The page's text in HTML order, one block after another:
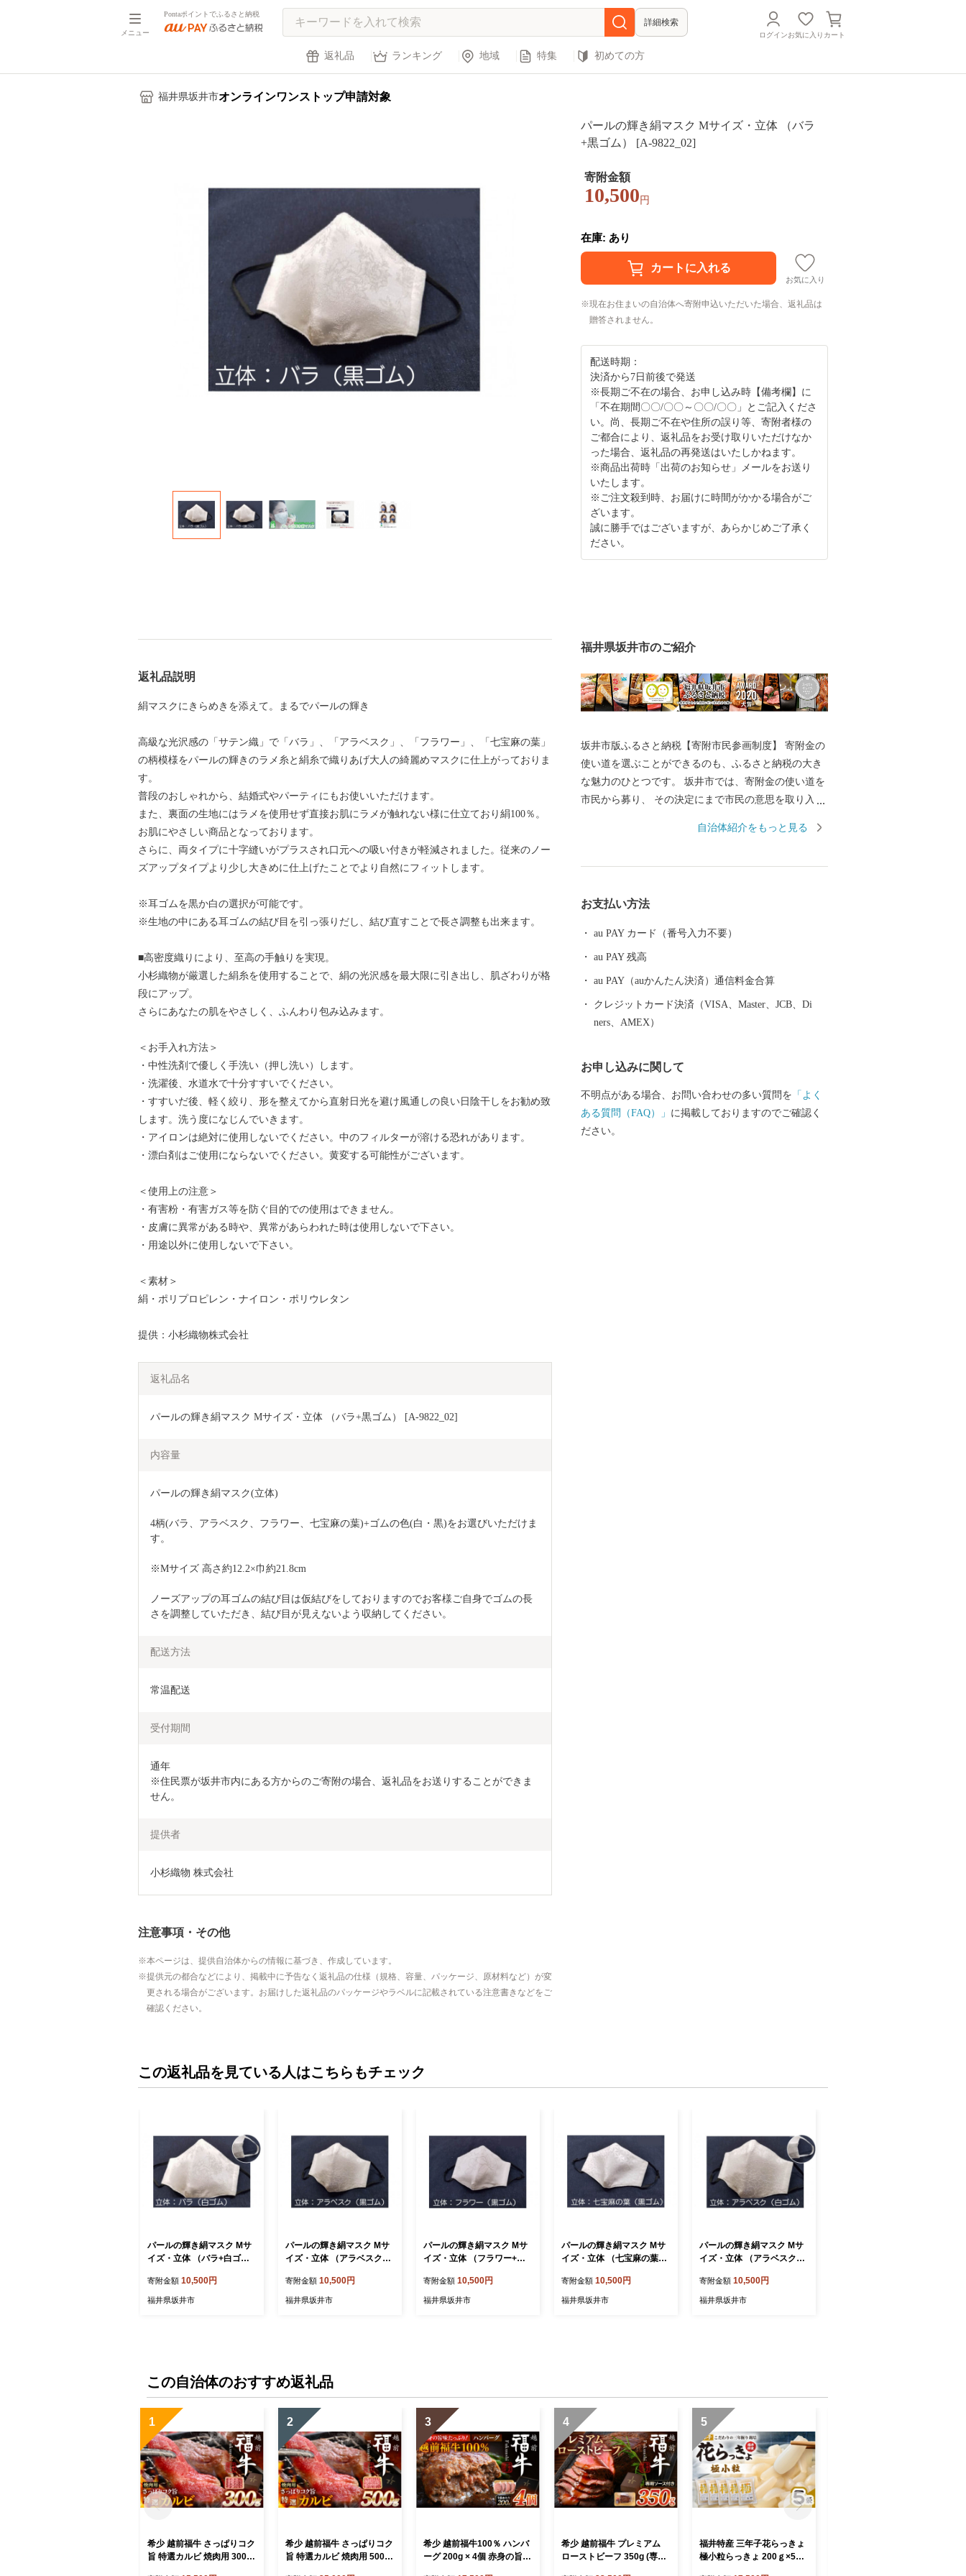
メニュー
Pontaポイントでふるさと納税
詳細検索
ログインお気に入り カート
返礼品 ランキング 地域 特集 初めての方
福井県坂井市オンラインワンストップ申請対象
パールの輝き絹マスク Mサイズ・立体 （バラ
+黒ゴム） [A-9822_02]
寄附金額
10,500 円
在庫: あり
お気に入り
現在お住まいの自治体へ寄附申込いただいた場合、返礼品は
贈答されません。
配送時期：
決済から7日前後で発送
※長期ご不在の場合、お申し込み時【備考欄】に
「不在期間〇〇/〇〇～〇〇/〇〇」とご記入くださ
い。尚、長期ご不在や住所の誤り等、寄附者様の
ご都合により、返礼品をお受け取りいただけなか
った場合、返礼品の再発送はいたしかねます。
※商品出荷時「出荷のお知らせ」メールをお送り
いたします。
※ご注文殺到時、お届けに時間がかかる場合がご
ざいます。
誠に勝手ではございますが、あらかじめご了承く
ださい。
返礼品説明
絹マスクにきらめきを添えて。まるでパールの輝き
高級な光沢感の「サテン織」で「バラ」、「アラベスク」、「フラワー」、「七宝麻の葉」
の柄模様をパールの輝きのラメ糸と絹糸で織りあげ大人の綺麗めマスクに仕上がっておりま
す。
普段のおしゃれから、結婚式やパーティにもお使いいただけます。
また、裏面の生地にはラメを使用せず直接お肌にラメが触れない様に仕立ており絹100％。
お肌にやさしい商品となっております。
さらに、両タイプに十字縫いがプラスされ口元への吸い付きが軽減されました。従来のノー
ズアップタイプより少し大きめに仕上げたことでより自然にフィットします。
※耳ゴムを黒か白の選択が可能です。
※生地の中にある耳ゴムの結び目を引っ張りだし、結び直すことで長さ調整も出来ます。
■高密度織りにより、至高の手触りを実現。
小杉織物が厳選した絹糸を使用することで、絹の光沢感を最大限に引き出し、肌ざわりが格
段にアップ。
さらにあなたの肌をやさしく、ふんわり包み込みます。
＜お手入れ方法＞
・中性洗剤で優しく手洗い（押し洗い）します。
・洗濯後、水道水で十分すすいでください。
・すすいだ後、軽く絞り、形を整えてから直射日光を避け風通しの良い日陰干しをお勧め致
します。洗う度になじんでいきます。
・アイロンは絶対に使用しないでください。中のフィルターが溶ける恐れがあります。
・漂白剤はご使用にならないでください。黄変する可能性がございます。
＜使用上の注意＞
・有害粉・有害ガス等を防ぐ目的での使用はできません。
・皮膚に異常がある時や、異常があらわれた時は使用しないで下さい。
・用途以外に使用しないで下さい。
＜素材＞
絹・ポリプロピレン・ナイロン・ポリウレタン
提供：小杉織物株式会社
返礼品名
パールの輝き絹マスク Mサイズ・立体 （バラ+黒ゴム） [A-9822_02]
内容量
パールの輝き絹マスク(立体)
4柄(バラ、アラベスク、フラワー、七宝麻の葉)+ゴムの色(白・黒)をお選びいただけま
す。
※Mサイズ 高さ約12.2×巾約21.8cm
ノーズアップの耳ゴムの結び目は仮結びをしておりますのでお客様ご自身でゴムの長
さを調整していただき、結び目が見えないよう収納してください。
配送方法
常温配送
受付期間
通年
※住民票が坂井市内にある方からのご寄附の場合、返礼品をお送りすることができま
せん。
提供者
小杉織物 株式会社
注意事項・その他
本ページは、提供自治体からの情報に基づき、作成しています。
提供元の都合などにより、掲載中に予告なく返礼品の仕様（規格、容量、パッケージ、原材料など）が変
更される場合がございます。お届けした返礼品のパッケージやラベルに記載されている注意書きなどをご
確認ください。
福井県坂井市のご紹介
坂井市版ふるさと納税【寄附市民参画制度】 寄附金の
使い道を選ぶことができるのも、ふるさと納税の大き
な魅力のひとつです。 坂井市では、寄附金の使い道を
市民から募り、 その決定にまで市民の意思を取り入れ
礼品を選ぶときのように、ワクワクしながら寄附金の
ール】 坂井市は福井県の北部に位置し、県内随一の穀
倉地帯である坂井平野が広がる”コシヒカリのふるさ
故郷です。) その他、若狭牛、甘えび、越前がに、花
らっきょう、越前そば、油揚げなど豊かな食に恵まれ
ており、地場産業である越前織による織マークは国内
笑顔になれるまち坂井市へのご支援のほどよろしくお
願いします。 〈プライバシーポリシー（個人情報保護
方針）について〉 お客様からいただいた個人情報は、
自治体紹介をもっと見る
お支払い方法
au PAY カード（番号入力不要）
au PAY 残高
au PAY（auかんたん決済）通信料金合算
クレジットカード決済（VISA、Master、JCB、Di
ners、AMEX）
お申し込みに関して
不明点がある場合、お問い合わせの多い質問を 「よく
ある質問（FAQ）」 に掲載しておりますのでご確認く
ださい。
この返礼品を見ている人はこちらもチェック
パールの輝き絹マスク Mサ
イズ・立体 （バラ+白ゴ
寄附金額 10,500円
福井県坂井市
パールの輝き絹マスク Mサ
イズ・立体 （アラベスク
寄附金額 10,500円
福井県坂井市
パールの輝き絹マスク Mサ
イズ・立体 （フラワー+黒
寄附金額 10,500円
福井県坂井市
パールの輝き絹マスク Mサ
イズ・立体 （七宝麻の葉
寄附金額 10,500円
福井県坂井市
パールの輝き絹マスク Mサ
イズ・立体 （アラベスク
寄附金額 10,500円
福井県坂井市
この自治体のおすすめ返礼品
1
希少 越前福牛 さっぱりコク
旨 特選カルビ 焼肉用 300g
2
希少 越前福牛 さっぱりコク
旨 特選カルビ 焼肉用 500g
3
希少 越前福牛100％ ハンバ
ーグ 200g × 4個 赤身の旨味
4
希少 越前福牛 プレミアム
ローストビーフ 350g (専用
5
福井特産 三年子花らっきょ
極小粒らっきょ 200ｇ×5袋